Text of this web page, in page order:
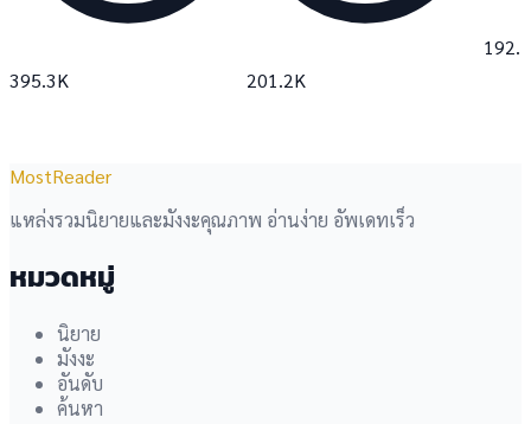
395.3K 201.2K
MostReader
แหล่งรวมนิยายและมังงะคุณภาพ อ่านง่าย อัพเดทเร็ว
หมวดหมู่
นิยาย
มังงะ
อันดับ
ค้นหา